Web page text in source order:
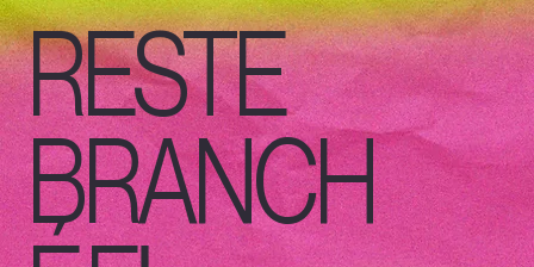
RESTE
BRANCH